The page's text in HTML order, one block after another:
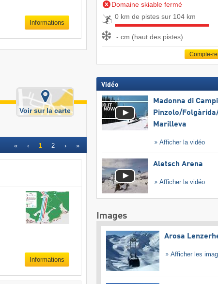
Informations
Voir sur la carte
« ‹ 1 2 › »
Informations
Domaine skiable fermé
0 km de pistes sur 104 km
- cm (haut des pistes)
Compte-
Vidéo
Madonna di
Pinzolo/​
Marilleva
Afficher la vidéo
Aletsch Arena
Afficher la vidéo
Images
Arosa
Afficher les